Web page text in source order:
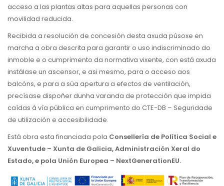
acceso a las plantas altas para aquellas personas con
movilidad reducida.
Recibida a resolución de concesión desta axuda púsoxe en
marcha a obra descrita para garantir o uso indiscriminado do
inmoble e o cumprimento da normativa vixente, con está axuda
instálase un ascensor, e asi mesmo, para o acceso aos
balcóns, e para a súa apertura a efectos de ventilación,
precísase dispoñer dunha varanda de protección que impida
caídas á vía pública en cumprimento do CTE-DB – Seguridade
de utilización e accesibilidade.
Está obra esta financiada pola Consellería de Política Social e
Xuventude – Xunta de Galicia, Administración Xeral do
Estado, e pola Unión Europea – NextGenerationEU.